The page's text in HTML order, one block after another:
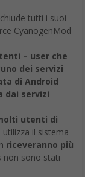
tutti i suoi
CyanogenMod
– user che
dei servizi
di Android
dai servizi
utenti di
il sistema
riceveranno più
non sono stati